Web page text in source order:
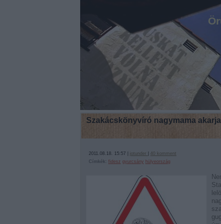
Szakácskönyvíró nagymama
2011.08.18. 15:57 | jotunder 40 komment
Címkék: fidesz gyurcsány hülyeország